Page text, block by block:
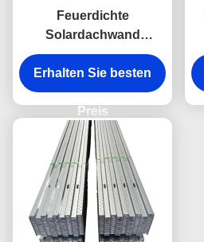
Feuerdichte
Solardachwand
Sonnenkollektoren
Verriegelung
Erhalten Sie besten
Preis